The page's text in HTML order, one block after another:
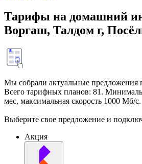
Тарифы на домашний
Воргаш, Талдом г,
Мы собрали актуальные предложения
Всего тарифных планов: 81.
мес, максимальная скорость 1000 Мб/с.
Выберите свое предложение и
Акция